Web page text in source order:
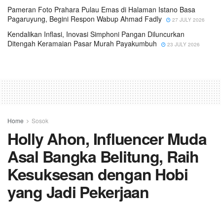
Pameran Foto Prahara Pulau Emas di Halaman Istano Basa
Pagaruyung, Begini Respon Wabup Ahmad Fadly
27 JULY 2026
Kendalikan Inflasi, Inovasi Simphoni Pangan Diluncurkan
Ditengah Keramaian Pasar Murah Payakumbuh
23 JULY 2026
Home Sosok
Holly Ahon, Influencer Muda
Asal Bangka Belitung, Raih
Kesuksesan dengan Hobi
yang Jadi Pekerjaan